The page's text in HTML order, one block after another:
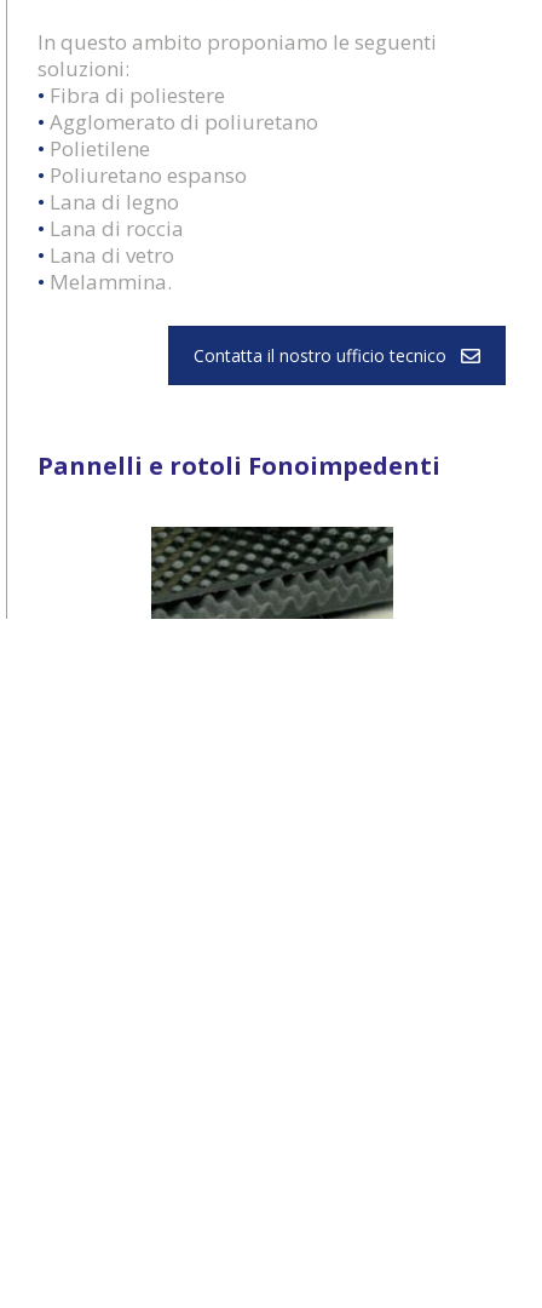
In questo ambito proponiamo le seguenti
soluzioni:
• Fibra di poliestere
• Agglomerato di poliuretano
• Polietilene
• Poliuretano espanso
• Lana di legno
• Lana di roccia
• Lana di vetro
• Melammina.
Contatta il nostro ufficio tecnico
Pannelli e rotoli Fonoimpedenti